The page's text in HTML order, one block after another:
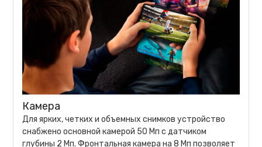
Камера
Для ярких, четких и объемных снимков устройство
снабжено основной камерой 50 Мп с датчиком
глубины 2 Мп. Фронтальная камера на 8 Мп позволяет